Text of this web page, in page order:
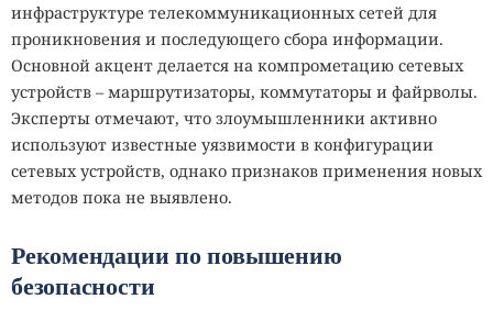
инфраструктуре телекоммуникационных сетей для
проникновения и последующего сбора информации.
Основной акцент делается на компрометацию сетевых
устройств – маршрутизаторы, коммутаторы и файрволы.
Эксперты отмечают, что злоумышленники активно
используют известные уязвимости в конфигурации
сетевых устройств, однако признаков применения новых
методов пока не выявлено.
Рекомендации по повышению
безопасности